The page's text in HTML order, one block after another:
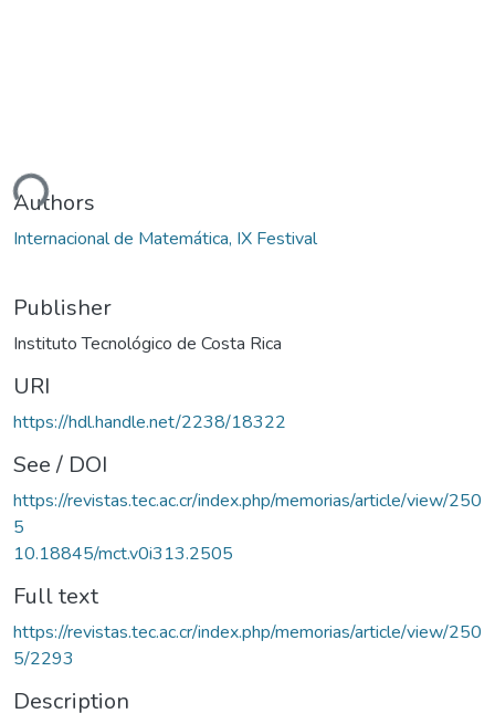
Authors
Internacional de Matemática, IX Festival
Publisher
Instituto Tecnológico de Costa Rica
URI
https://hdl.handle.net/2238/18322
See / DOI
https://revistas.tec.ac.cr/index.php/memorias/article/view/250
5
10.18845/mct.v0i313.2505
Full text
https://revistas.tec.ac.cr/index.php/memorias/article/view/250
5/2293
Description